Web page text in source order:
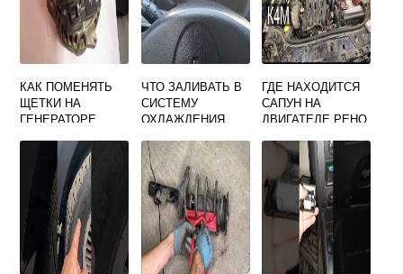
КАК ПОМЕНЯТЬ
ЩЕТКИ НА
ГЕНЕРАТОРЕ
ЧТО ЗАЛИВАТЬ В
СИСТЕМУ
ОХЛАЖДЕНИЯ
ГДЕ НАХОДИТСЯ
САПУН НА
ДВИГАТЕЛЕ РЕНО